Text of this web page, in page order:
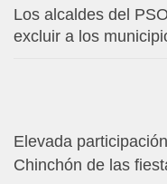
Los alcaldes del
excluir a los
Elevada
Chinchón de las